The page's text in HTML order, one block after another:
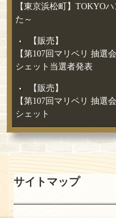
【東京浜松町】TOKYO
た～
【販売】
【第107回マリベリ 抽選
シェット当選者発表
【販売】
【第107回マリベリ 抽選
シェット
サイトマップ